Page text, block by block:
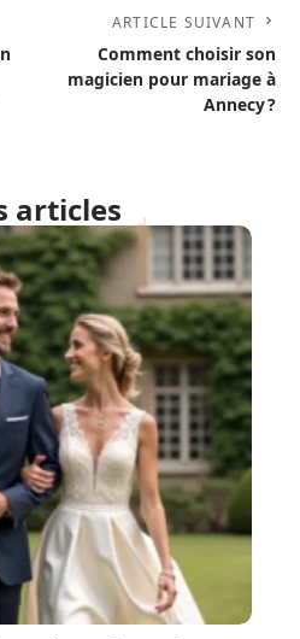
ARTICLE SUIVANT
Comment choisir son
magicien pour mariage à
Annecy ?
articles